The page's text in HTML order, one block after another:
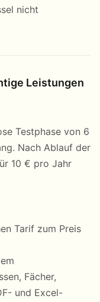
nicht
Leistungen
Testphase von 6
Nach Ablauf der
10 € pro Jahr
Tarif zum Preis
Fächer,
und Excel-